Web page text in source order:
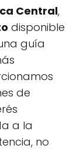
Central,
disponible
guía
de
a la
no